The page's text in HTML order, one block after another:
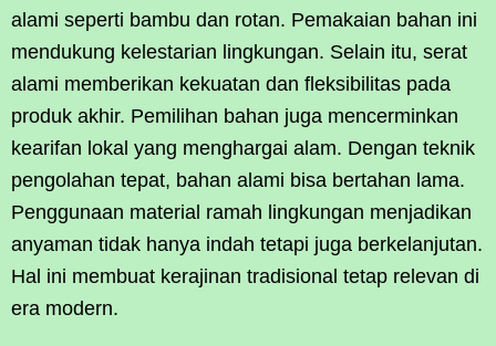
alami seperti bambu dan rotan. Pemakaian bahan ini
mendukung kelestarian lingkungan. Selain itu, serat
alami memberikan kekuatan dan fleksibilitas pada
produk akhir. Pemilihan bahan juga mencerminkan
kearifan lokal yang menghargai alam. Dengan teknik
pengolahan tepat, bahan alami bisa bertahan lama.
Penggunaan material ramah lingkungan menjadikan
anyaman tidak hanya indah tetapi juga berkelanjutan.
Hal ini membuat kerajinan tradisional tetap relevan di
era modern.